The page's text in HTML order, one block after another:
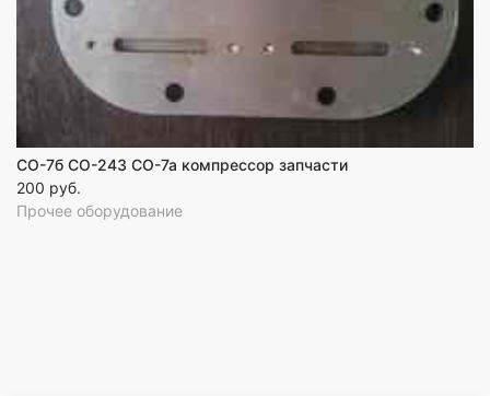
СО-7б СО-243 СО-7а компрессор запчасти
200 руб.
Прочее оборудование